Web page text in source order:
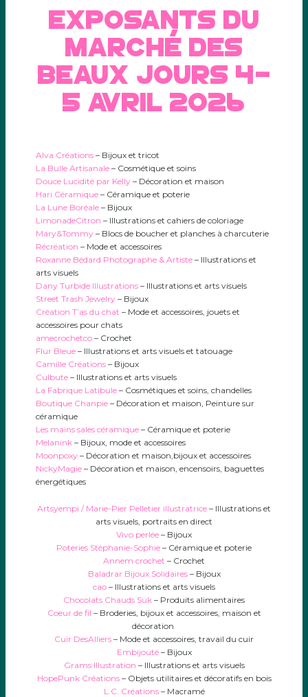
exposants du
marché des
beaux jours 4-
5 avril 2026
Alva Créations – Bijoux et tricot
La Bulle Artisanale – Cosmétique et soins
Douce Lucidité par Kelly – Décoration et maison
Hari Céramique – Céramique et poterie
La Lune Boréale – Bijoux
LimonadeCitron – Illustrations et cahiers de coloriage
Mary&Tommy – Blocs de boucher et planches à charcuterie
Récréation – Mode et accessoires
Roxanne Bédard Photographe & Artiste – Illustrations et
arts visuels
Dany Turbide Illustrations – Illustrations et arts visuels
Street Trash Jewelry – Bijoux
Création T’as du chat – Mode et accessoires, jouets et
accessoires pour chats
amecrochetco – Crochet
Flur Bleue – Illustrations et arts visuels et tatouage
Camille Créations – Bijoux
Culbute – Illustrations et arts visuels
La Fabrique Latibule – Cosmétiques et soins, chandelles
Boutique Chanpie – Décoration et maison, Peinture sur
céramique
Les mains sales céramique – Céramique et poterie
Melanink – Bijoux, mode et accessoires
Moonpoxy – Décoration et maison,bijoux et accessoires
NickyMagie – Décoration et maison, encensoirs, baguettes
énergétiques
Artsyempi / Marie-Pier Pelletier illustratrice – Illustrations et
arts visuels, portraits en direct
Vivo perlée – Bijoux
Poteries Stéphanie-Sophie – Céramique et poterie
Annem crochet – Crochet
Baladrar Bijoux Solidaires– Bijoux
cao – Illustrations et arts visuels
Chocolats Chauds Sük – Produits alimentaires
Coeur de fil – Broderies, bijoux et accessoires, maison et
décoration
Cuir DesAlliers – Mode et accessoires, travail du cuir
Embijouté– Bijoux
Grams Illustration – Illustrations et arts visuels
HopePunk Créations– Objets utilitaires et décoratifs en bois
L.C. Créations– Macramé